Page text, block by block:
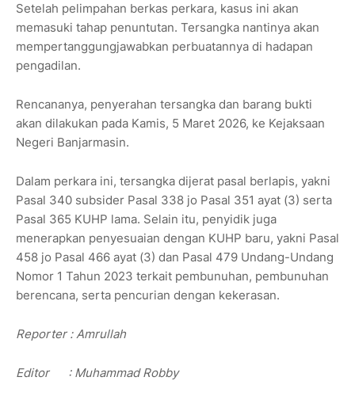
Setelah pelimpahan berkas perkara, kasus ini akan
memasuki tahap penuntutan. Tersangka nantinya akan
mempertanggungjawabkan perbuatannya di hadapan
pengadilan.
Rencananya, penyerahan tersangka dan barang bukti
akan dilakukan pada Kamis, 5 Maret 2026, ke Kejaksaan
Negeri Banjarmasin.
Dalam perkara ini, tersangka dijerat pasal berlapis, yakni
Pasal 340 subsider Pasal 338 jo Pasal 351 ayat (3) serta
Pasal 365 KUHP lama. Selain itu, penyidik juga
menerapkan penyesuaian dengan KUHP baru, yakni Pasal
458 jo Pasal 466 ayat (3) dan Pasal 479 Undang-Undang
Nomor 1 Tahun 2023 terkait pembunuhan, pembunuhan
berencana, serta pencurian dengan kekerasan.
Reporter : Amrullah
Editor : Muhammad Robby